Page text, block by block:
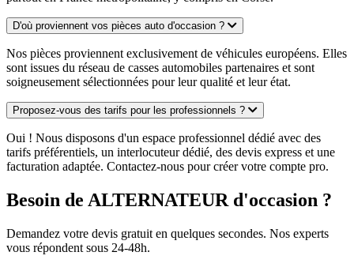
D'où proviennent vos pièces auto d'occasion ?
Nos pièces proviennent exclusivement de véhicules européens. Elles
sont issues du réseau de casses automobiles partenaires et sont
soigneusement sélectionnées pour leur qualité et leur état.
Proposez-vous des tarifs pour les professionnels ?
Oui ! Nous disposons d'un espace professionnel dédié avec des
tarifs préférentiels, un interlocuteur dédié, des devis express et une
facturation adaptée. Contactez-nous pour créer votre compte pro.
Besoin de ALTERNATEUR d'occasion ?
Demandez votre devis gratuit en quelques secondes. Nos experts
vous répondent sous 24-48h.